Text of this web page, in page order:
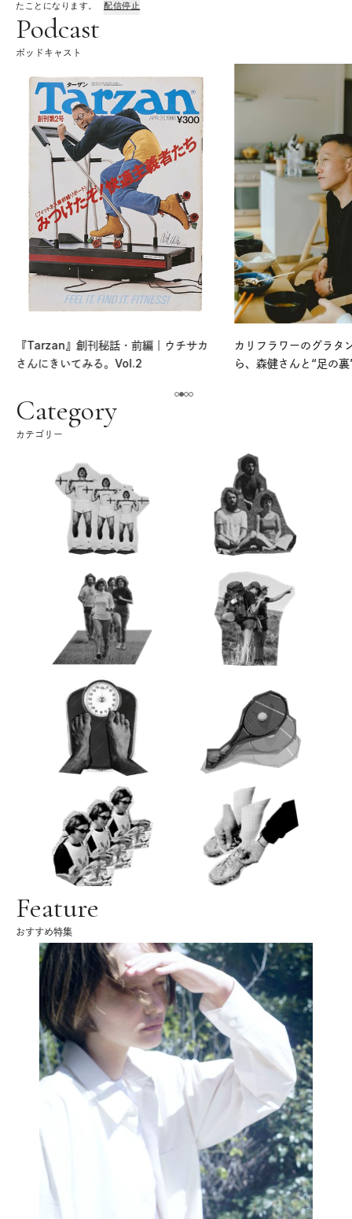
たことになります。
配信停止
Podcast
ポッドキャスト
『Tarzan』創刊秘話・前編｜ウチサカ
さんにきいてみる。Vol.2
カリフラワーのグラタ
ら、森健さんと“足の
Category
カテゴリー
Feature
おすすめ特集